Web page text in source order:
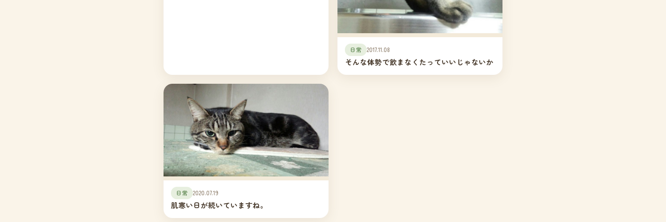
日常 2017.11.08
そんな体勢で飲まなくたっていいじゃないか
日常 2020.07.19
肌寒い日が続いていますね。